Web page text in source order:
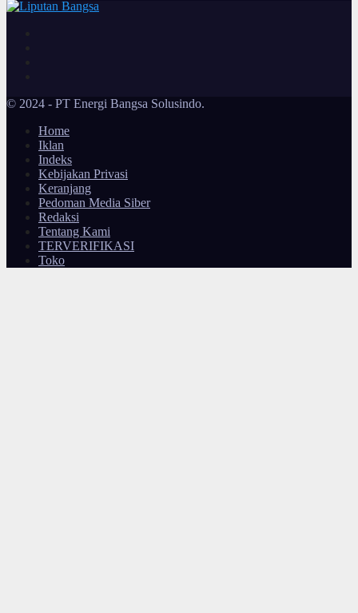
© 2024 - PT Energi Bangsa Solusindo.
Home
Iklan
Indeks
Kebijakan Privasi
Keranjang
Pedoman Media Siber
Redaksi
Tentang Kami
TERVERIFIKASI
Toko